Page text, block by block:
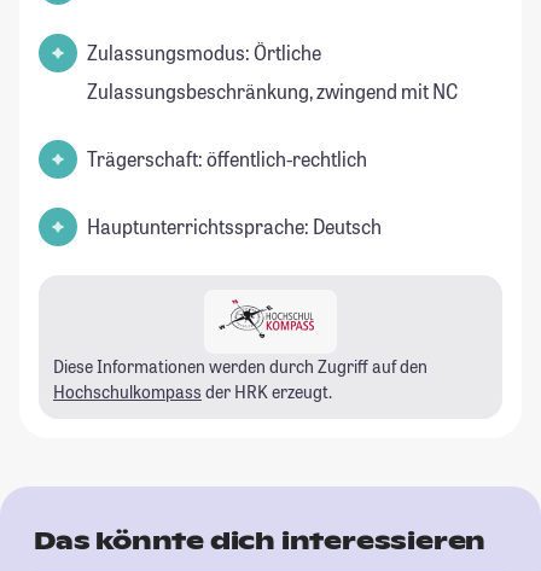
Zulassungsmodus: Örtliche
Zulassungsbeschränkung, zwingend mit NC
Trägerschaft: öffentlich-rechtlich
Hauptunterrichtssprache: Deutsch
Diese Informationen werden durch Zugriff auf den
Hochschulkompass der HRK erzeugt.
Das könnte dich interessieren